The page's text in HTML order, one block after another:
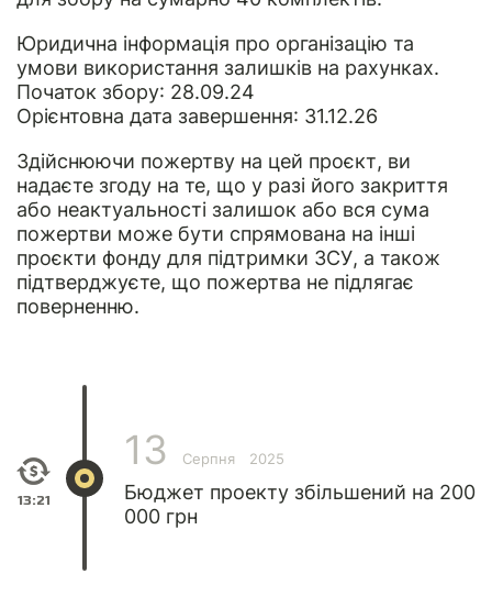
Юридична інформація про організацію та
умови використання залишків на рахунках.
Початок збору: 28.09.24
Орієнтовна дата завершення: 31.12.26
Здійснюючи пожертву на цей проєкт, ви
надаєте згоду на те, що у разі його закриття
або неактуальності залишок або вся сума
пожертви може бути спрямована на інші
проєкти фонду для підтримки ЗСУ, а також
підтверджуєте, що пожертва не підлягає
поверненню.
13:21
13 Серпня 2025
Бюджет проекту збільшений на 200
000 грн